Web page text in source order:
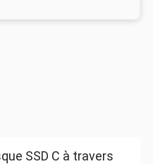
SSD C à travers